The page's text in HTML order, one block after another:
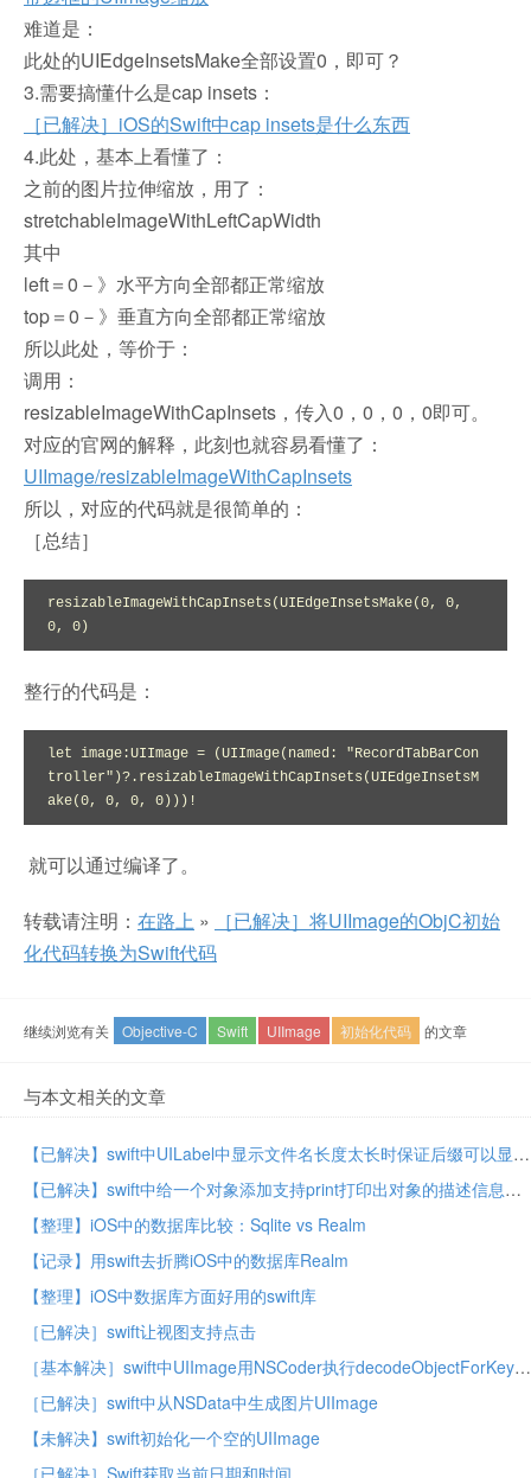
难道是：
此处的UIEdgeInsetsMake全部设置0，即可？
3.需要搞懂什么是cap insets：
［已解决］iOS的Swift中cap insets是什么东西
4.此处，基本上看懂了：
之前的图片拉伸缩放，用了：
stretchableImageWithLeftCapWidth
其中
left＝0－》水平方向全部都正常缩放
top＝0－》垂直方向全部都正常缩放
所以此处，等价于：
调用：
resizableImageWithCapInsets，传入0，0，0，0即可。
对应的官网的解释，此刻也就容易看懂了：
UIImage/resizableImageWithCapInsets
所以，对应的代码就是很简单的：
［总结］
resizableImageWithCapInsets(UIEdgeInsetsMake(0, 0,
0, 0)
整行的代码是：
let image:UIImage = (UIImage(named: "RecordTabBarCon
troller")?.resizableImageWithCapInsets(UIEdgeInsetsM
ake(0, 0, 0, 0)))!
就可以通过编译了。
转载请注明： 在路上 »
［已解决］将UIImage的ObjC初始
化代码转换为Swift代码
继续浏览有关 Objective-C Swift UIImage 初始化代码 的文章
与本文相关的文章
【已解决】swift中UILabel中显示文件名长度太长时保证后缀可以显示
【已解决】swift中给一个对象添加支持print打印出对象的描述信息
【整理】iOS中的数据库比较：Sqlite vs Realm
【记录】用swift去折腾iOS中的数据库Realm
【整理】iOS中数据库方面好用的swift库
［已解决］swift让视图支持点击
［基本解决］swift中UIImage用NSCoder执行decodeObjectForKey解码出错
［已解决］swift中从NSData中生成图片UIImage
【未解决】swift初始化一个空的UIImage
［已解决］Swift获取当前日期和时间